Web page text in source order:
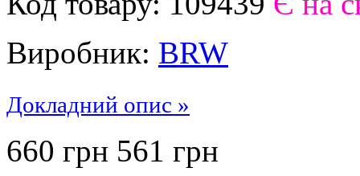
Виробник: BRW
Докладний опис »
660 грн 561 грн